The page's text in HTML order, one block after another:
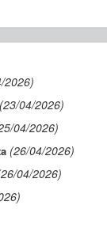
2026)
(23/04/2026)
04/2026)
(26/04/2026)
04/2026)